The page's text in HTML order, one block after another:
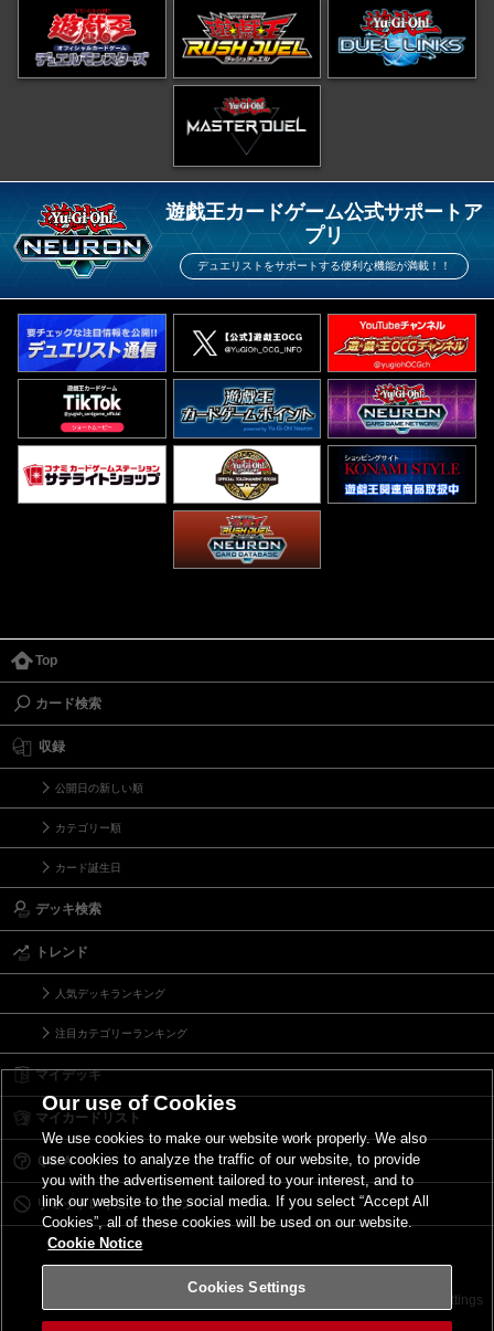
遊戯王カードゲーム公式サポートア
プリ
デュエリストをサポートする便利な機能が満載！！
Top
カード検索
収録
公開日の新しい順
カテゴリー順
カード誕生日
デッキ検索
トレンド
人気デッキランキング
注目カテゴリーランキング
マイデッキ
マイカードリスト
Ｑ＆Ａ
リミットレギュレーション
サイトポリシー Cookies Settings
Our use of Cookies
We use cookies to make our website work properly. We also
use cookies to analyze the traffic of our website, to provide
you with the advertisement tailored to your interest, and to
link our website to the social media. If you select “Accept All
Cookies”, all of these cookies will be used on our website.
Cookie Notice
Cookies Settings